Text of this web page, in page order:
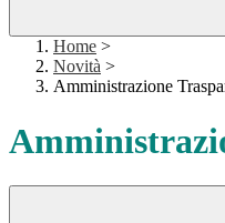
Home >
Novità >
Amministrazione